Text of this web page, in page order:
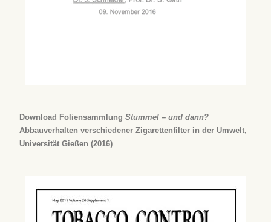
Download Foliensammlung Stummel – und dann?
Abbauverhalten verschiedener Zigarettenfilter in der Umwelt,
Universität Gießen (2016)